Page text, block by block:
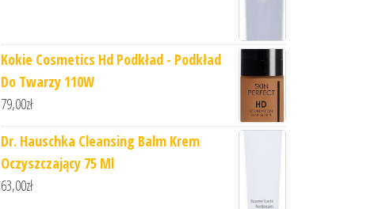
Kokie Cosmetics Hd Podkład - Podkład
Do Twarzy 110W
79,00zł
Dr. Hauschka Cleansing Balm Krem
Oczyszczający 75 Ml
63,00zł